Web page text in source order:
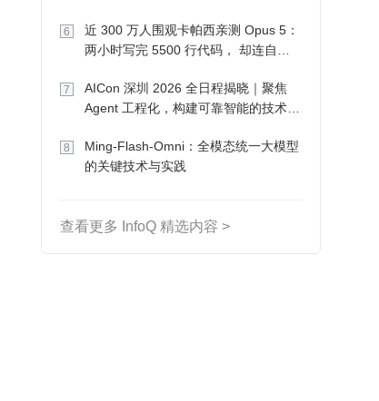
6
近 300 万人围观卡帕西亲测 Opus 5：
两小时写完 5500 行代码， 却连自己
7
AICon 深圳 2026 全日程揭晓｜聚焦
Agent 工程化，构建可靠智能的技术路
8
Ming-Flash-Omni：全模态统一大模型
的关键技术与实践
查看更多 InfoQ 精选内容 >